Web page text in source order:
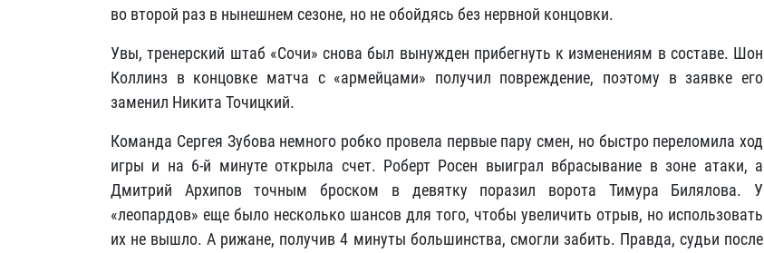
во второй раз в нынешнем сезоне, но не обойдясь без нервной концовки.
Увы, тренерский штаб «Сочи» снова был вынужден прибегнуть к изменениям в составе. Шон
Коллинз в концовке матча с «армейцами» получил повреждение, поэтому в заявке его
заменил Никита Точицкий.
Команда Сергея Зубова немного робко провела первые пару смен, но быстро переломила ход
игры и на 6-й минуте открыла счет. Роберт Росен выиграл вбрасывание в зоне атаки, а
Дмитрий Архипов точным броском в девятку поразил ворота Тимура Билялова. У
«леопардов» еще было несколько шансов для того, чтобы увеличить отрыв, но использовать
их не вышло. А рижане, получив 4 минуты большинства, смогли забить. Правда, судьи после